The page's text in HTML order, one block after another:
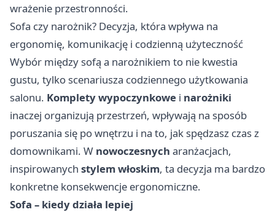
wrażenie przestronności.
Sofa czy narożnik? Decyzja, która wpływa na
ergonomię, komunikację i codzienną użyteczność
Wybór między sofą a narożnikiem to nie kwestia
gustu, tylko scenariusza codziennego użytkowania
salonu. Komplety wypoczynkowe i narożniki
inaczej organizują przestrzeń, wpływają na sposób
poruszania się po wnętrzu i na to, jak spędzasz czas z
domownikami. W nowoczesnych aranżacjach,
inspirowanych stylem włoskim, ta decyzja ma bardzo
konkretne konsekwencje ergonomiczne.
Sofa – kiedy działa lepiej